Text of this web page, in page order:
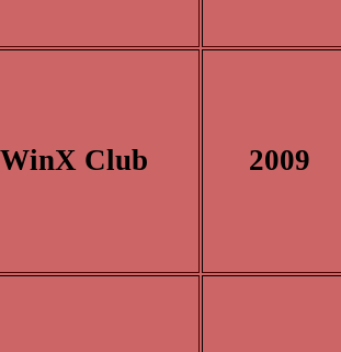
Club 2009